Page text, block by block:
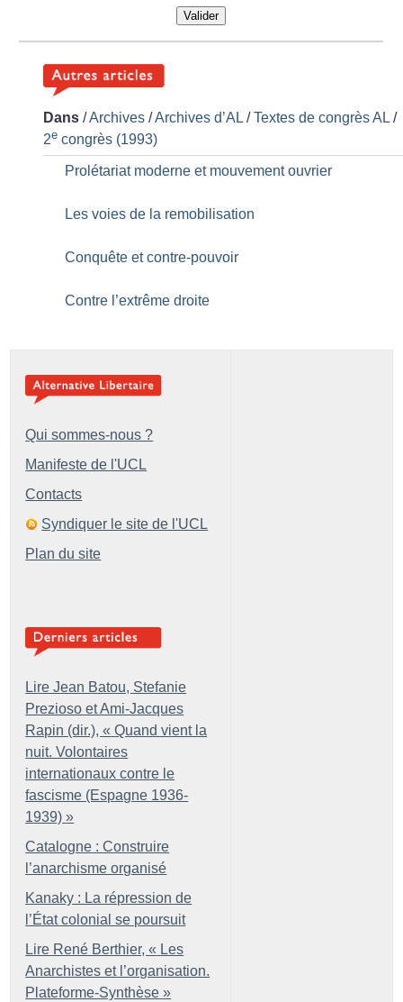
Valider
Dans /Archives /Archives d’AL/Textes de congrès AL/
2e congrès (1993)
Prolétariat moderne et mouvement ouvrier
Les voies de la remobilisation
Conquête et contre-pouvoir
Contre l’extrême droite
Qui sommes-nous ?
Manifeste de l'UCL
Contacts
Syndiquer le site de l'UCL
Plan du site
Lire Jean Batou, Stefanie
Prezioso et Ami-Jacques
Rapin (dir.), « Quand vient la
nuit. Volontaires
internationaux contre le
fascisme (Espagne 1936-
1939) »
Catalogne : Construire
l’anarchisme organisé
Kanaky : La répression de
l’État colonial se poursuit
Lire René Berthier, « Les
Anarchistes et l’organisation.
Plateforme-Synthèse »